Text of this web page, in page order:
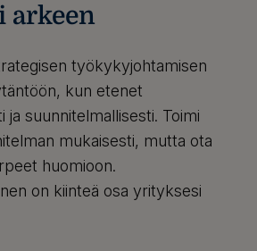
arkeen
työkykyjohtamisen
kun etenet
ja suunnitelmallisesti. Toimi
mukaisesti, mutta ota
huomioon.
on kiinteä osa yrityksesi